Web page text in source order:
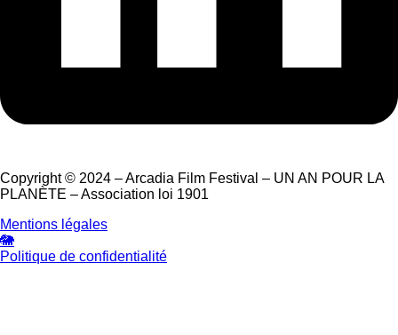
Copyright © 2024 – Arcadia Film Festival – UN AN POUR LA
PLANÈTE – Association loi 1901
Mentions légales
🐘
Politique de confidentialité